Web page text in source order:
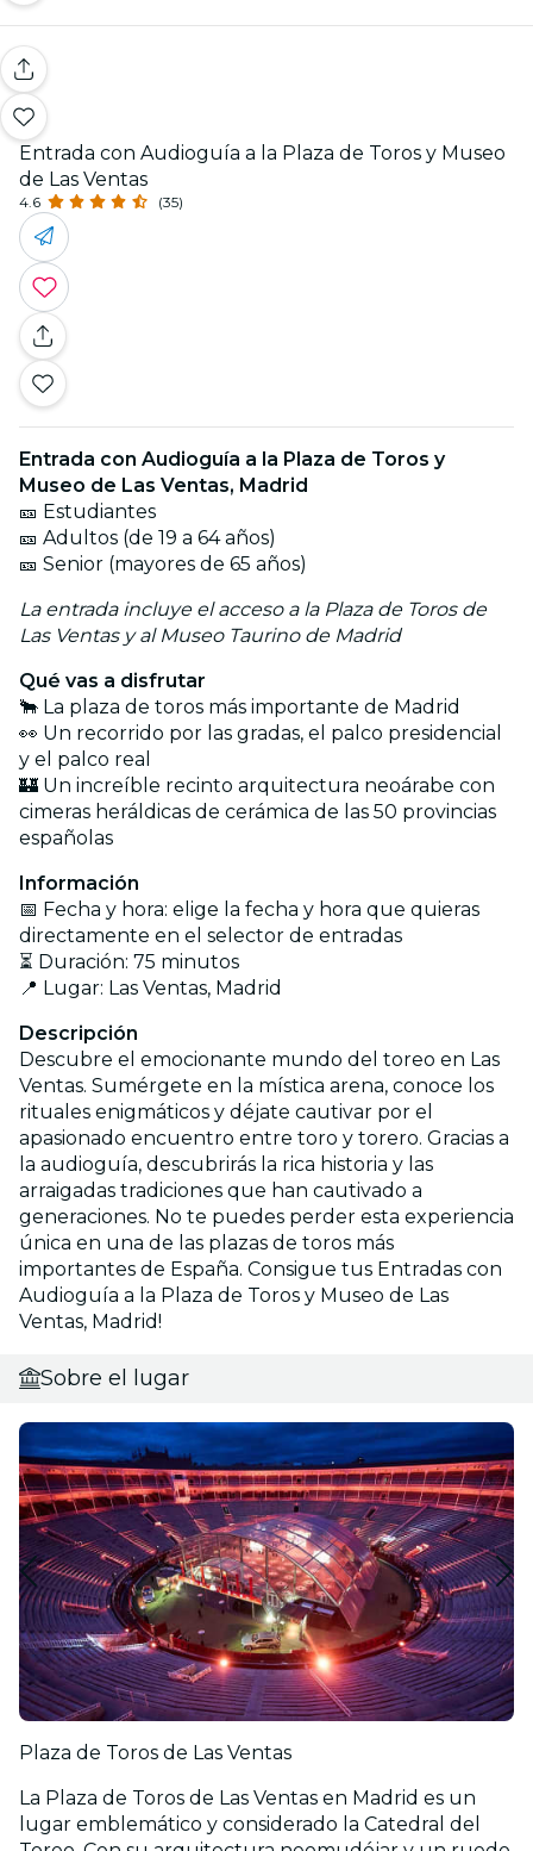
Entrada con Audioguía a la Plaza de Toros y Museo
de Las Ventas
4.6 (35)
Entrada con Audioguía a la Plaza de Toros y
Museo de Las Ventas, Madrid
🎫 Estudiantes
🎫 Adultos (de 19 a 64 años)
🎫 Senior (mayores de 65 años)
La entrada incluye el acceso a la Plaza de Toros de
Las Ventas y al Museo Taurino de Madrid
Qué vas a disfrutar
🐂 La plaza de toros más importante de Madrid
👀 Un recorrido por las gradas, el palco presidencial
y el palco real
🏰 Un increíble recinto arquitectura neoárabe con
cimeras heráldicas de cerámica de las 50 provincias
españolas
Información
📅 Fecha y hora: elige la fecha y hora que quieras
directamente en el selector de entradas
⏳ Duración: 75 minutos
📍 Lugar: Las Ventas, Madrid
Descripción
Descubre el emocionante mundo del toreo en Las
Ventas. Sumérgete en la mística arena, conoce los
rituales enigmáticos y déjate cautivar por el
apasionado encuentro entre toro y torero. Gracias a
la audioguía, descubrirás la rica historia y las
arraigadas tradiciones que han cautivado a
generaciones. No te puedes perder esta experiencia
única en una de las plazas de toros más
importantes de España. Consigue tus Entradas con
Audioguía a la Plaza de Toros y Museo de Las
Ventas, Madrid!
Sobre el lugar
Plaza de Toros de Las Ventas
La Plaza de Toros de Las Ventas en Madrid es un
lugar emblemático y considerado la Catedral del